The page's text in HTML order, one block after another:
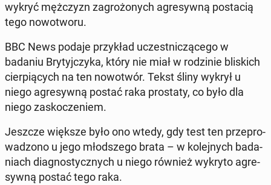
wykryć męż­czyzn za­gro­żo­nych agre­syw­ną po­sta­cią
tego no­wo­two­ru.
BBC News podaje przy­kład uczest­ni­czą­ce­go w
badaniu Bry­tyj­czy­ka, który nie miał w ro­dzi­nie bli­skich
cier­pią­cych na ten no­wo­twór. Tekst śliny wykrył u
niego agre­syw­ną postać raka pro­sta­ty, co było dla
niego za­sko­cze­niem.
Jeszcze większe było ono wtedy, gdy test ten prze­pro­
wa­dzo­no u jego młod­sze­go brata – w ko­lej­nych ba­da­
niach dia­gno­stycz­nych u niego również wykryto agre­
syw­ną postać tego raka.